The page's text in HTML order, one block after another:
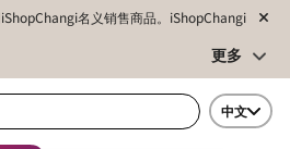
名义销售商品。iShopChangi
更多
中文